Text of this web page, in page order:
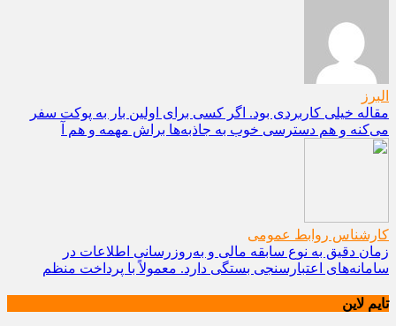
البرز
مقاله خیلی کاربردی بود. اگر کسی برای اولین بار به پوکت سفر
می‌کنه و هم دسترسی خوب به جاذبه‌ها براش مهمه و هم آ
کارشناس روابط عمومی
زمان دقیق به نوع سابقه مالی و به‌روزرسانی اطلاعات در
سامانه‌های اعتبارسنجی بستگی دارد. معمولاً با پرداخت منظم
تایم لاین